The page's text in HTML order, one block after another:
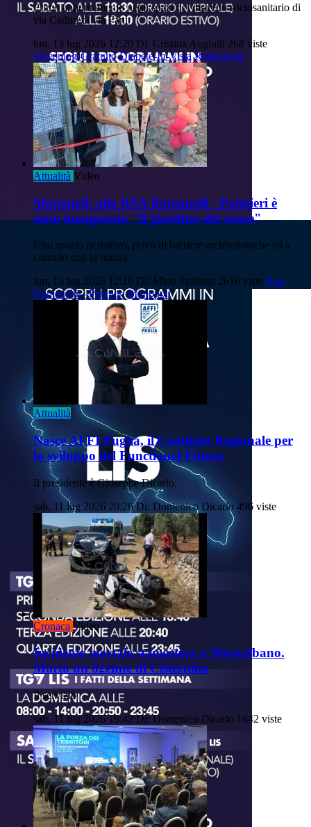
Primo appuntamento negli spazi del distretto sociosanitario di
via Caduti di via Fani.
lun, 13 lug 2026 12:20 Di: Cristina Angiulli 268 viste
Screening-Gratuito Diabete-In-Vista Retinopatia
Attualità Video
Monopoli: alla RSA Romanelli - Palmieri è
stato inaugurato "Il giardino del cuore"
Uno spazio ricreativo, privo di barriere architettoniche ed a
contatto con la natura
lun, 13 lug 2026 12:10 Di: Mino Spalluto 2616 viste Rsa-
Romanelli---Palmieri Monopoli
Attualità
Nasce AFFI Puglia, il Comitato Regionale per
lo sviluppo del Functional Fitness
Il presidente è Giuseppe Dicarlo.
sab, 11 lug 2026 20:26 Di: Domenico Dicarlo 496 viste
Cronaca Video
Incidente mortale stamattina a Montalbano.
Morto un 62enne di Cisternino
Il servizio
sab, 11 lug 2026 19:42 Di: Domenico Dicarlo 1642 viste